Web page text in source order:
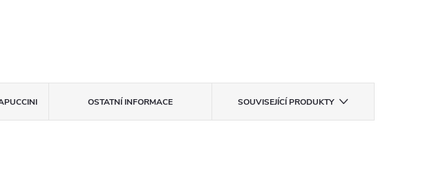
OSTATNÍ INFORMACE SOUVISEJÍCÍ PRODUKTY